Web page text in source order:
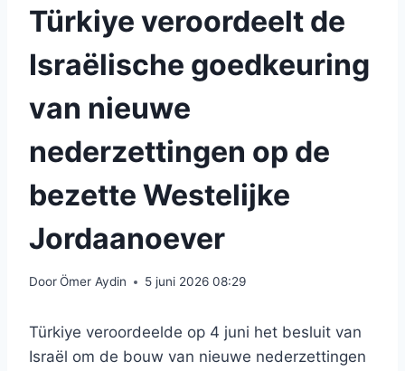
Türkiye veroordeelt de
Israëlische goedkeuring
van nieuwe
nederzettingen op de
bezette Westelijke
Jordaanoever
DoorÖmer Aydin 5 juni 2026 08:29
Türkiye veroordeelde op 4 juni het besluit van
Israël om de bouw van nieuwe nederzettingen